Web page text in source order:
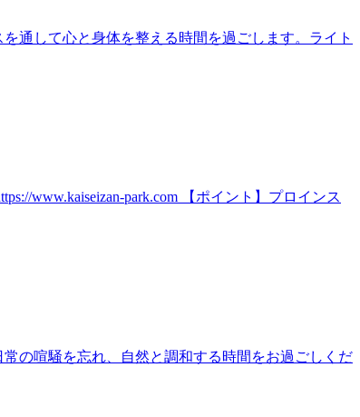
通して心と身体を整える時間を過ごします。ライト
www.kaiseizan-park.com 【ポイント】プロインス
の喧騒を忘れ、自然と調和する時間をお過ごしくだ